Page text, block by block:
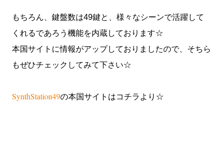
もちろん、鍵盤数は49鍵と、様々なシーンで活躍して
くれるであろう機能を内蔵しております☆
本国サイトに情報がアップしておりましたので、そちら
もぜひチェックしてみて下さい☆
SynthStation49の本国サイトはコチラより☆